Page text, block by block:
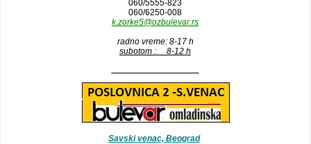
060/5555-823
060/6250-008
k.zorke5@ozbulevar.rs
radno vreme: 8-17 h
subotom : 8-12 h
Savski venac, Beograd